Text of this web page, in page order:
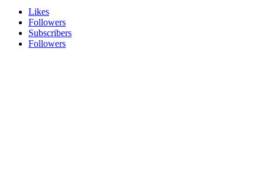
Likes
Followers
Subscribers
Followers